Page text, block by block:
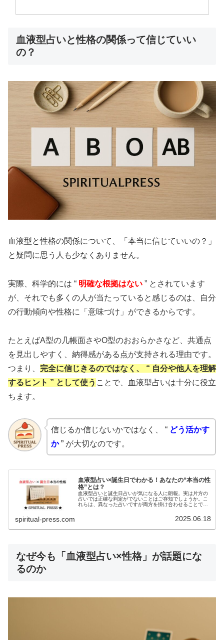
血液型占いと性格の関係って信じていい
の？
血液型と性格の関係について、「本当に信じていいの？」
と疑問に思う人も少なくありません。
実際、科学的には “ 明確な根拠はない ” とされています
が、それでも多くの人が当たっていると感じるのは、自分
の行動傾向や性格に「意味づけ」ができるからです。
たとえばA型の几帳面さやO型のおおらかさなど、共通点
を見出しやすく、納得感がある点が支持される理由です。
つまり、 完全に信じきるのではなく、 “ 自分や他人を理解
するヒント ” として使う ことで、血液型占いは十分に役立
ちます。
信じるか信じないかではなく、 “ どう活かす
か” が大切なのです。
血液型占い×誕生日でわかる！あなたの“本当の性
格”とは？
血液型占いと誕生日占いが気になる人に朗報。実は片方の
占いでは正確な判定がでないことはご存知でしょうか。こ
れらは、異なった占いですが両方を掛け合わせることでよ
spiritual-press.com 2025.06.18
なぜ今も「血液型占い×性格」が話題にな
るのか